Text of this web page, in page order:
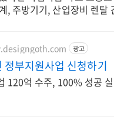
, 주방기기, 산업장비 렌탈
광고
정부지원사업 신청하기
120억 수주, 100% 성공